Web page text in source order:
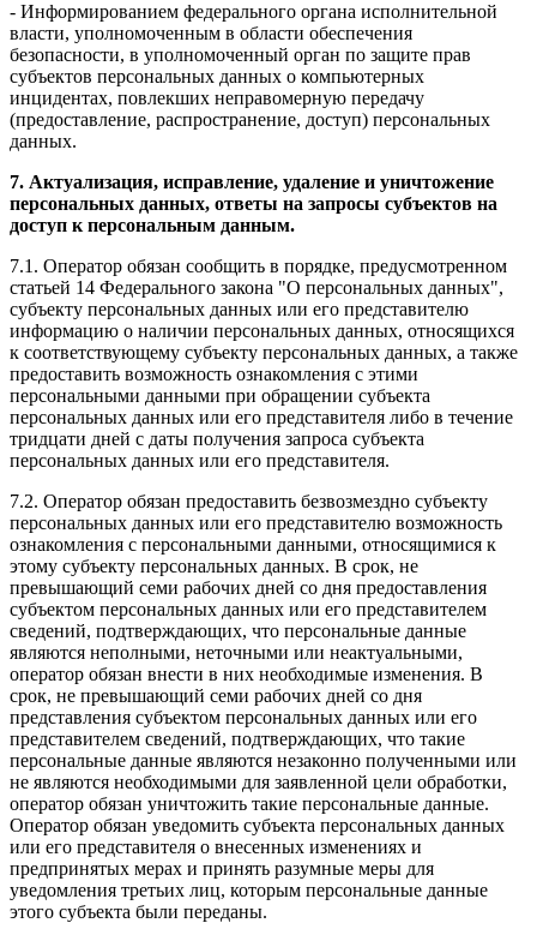
- Информированием федерального органа исполнительной
власти, уполномоченным в области обеспечения
безопасности, в уполномоченный орган по защите прав
субъектов персональных данных о компьютерных
инцидентах, повлекших неправомерную передачу
(предоставление, распространение, доступ) персональных
данных.
7. Актуализация, исправление, удаление и уничтожение
персональных данных, ответы на запросы субъектов на
доступ к персональным данным.
7.1. Оператор обязан сообщить в порядке, предусмотренном
статьей 14 Федерального закона "О персональных данных",
субъекту персональных данных или его представителю
информацию о наличии персональных данных, относящихся
к соответствующему субъекту персональных данных, а также
предоставить возможность ознакомления с этими
персональными данными при обращении субъекта
персональных данных или его представителя либо в течение
тридцати дней с даты получения запроса субъекта
персональных данных или его представителя.
7.2. Оператор обязан предоставить безвозмездно субъекту
персональных данных или его представителю возможность
ознакомления с персональными данными, относящимися к
этому субъекту персональных данных. В срок, не
превышающий семи рабочих дней со дня предоставления
субъектом персональных данных или его представителем
сведений, подтверждающих, что персональные данные
являются неполными, неточными или неактуальными,
оператор обязан внести в них необходимые изменения. В
срок, не превышающий семи рабочих дней со дня
представления субъектом персональных данных или его
представителем сведений, подтверждающих, что такие
персональные данные являются незаконно полученными или
не являются необходимыми для заявленной цели обработки,
оператор обязан уничтожить такие персональные данные.
Оператор обязан уведомить субъекта персональных данных
или его представителя о внесенных изменениях и
предпринятых мерах и принять разумные меры для
уведомления третьих лиц, которым персональные данные
этого субъекта были переданы.